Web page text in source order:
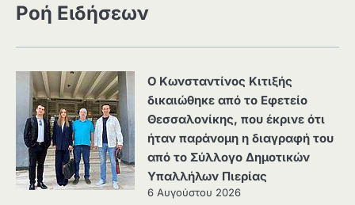
Ροή Ειδήσεων
Ο Κωνσταντίνος Κιτιξής
δικαιώθηκε από το Εφετείο
Θεσσαλονίκης, που έκρινε ότι
ήταν παράνομη η διαγραφή του
από το Σύλλογο Δημοτικών
Υπαλλήλων Πιερίας
6 Αυγούστου 2026